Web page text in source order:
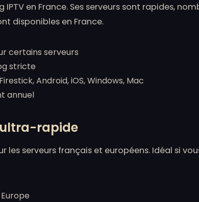
en France. Ses serveurs sont rapides,
disponibles en France.
certains serveurs
stricte
Android, iOS, Windows, Mac
annuel
ultra-rapide
les serveurs français et européens. Idéal si